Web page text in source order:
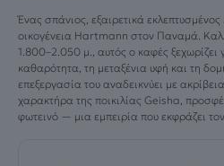
Ένας σπάνιος, εξαιρετικά
οικογένεια Hartmann στον Παναμά.
1.800–2.050 μ., αυτός ο καφές ξεχωρίζει
καθαρότητα, τη μεταξένια υφή και τη
επεξεργασία του αναδεικνύει με
χαρακτήρα της ποικιλίας Geisha,
φωτεινό — μια εμπειρία που εκφράζει